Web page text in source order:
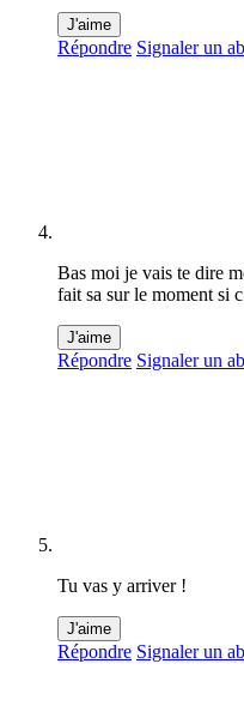
J'aime
Répondre Signaler un
Bas moi je vais te dire
fait sa sur le moment si
J'aime
Répondre Signaler un
Tu vas y arriver !
J'aime
Répondre Signaler un